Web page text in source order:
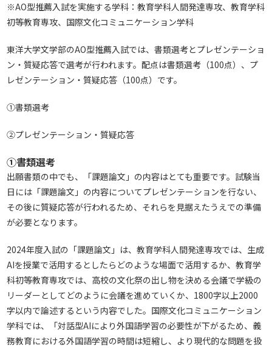
※AO型推薦入試を実施する学科：教育学科人間発達専攻、教育学科
初等教育専攻、国際文化コミュニケーション学科
東洋大学文学部のAO型推薦入試では、書類選考とプレゼンテーショ
ン・質疑応答で選考が行われます。配点は書類選考（100点）、プ
レゼンテーション・質疑応答（100点）です。
①書類選考
②プレゼンテーション・質疑応答
①書類選考
出願書類の中でも、「課題論文」の内容はとても重要です。試験当
日には「課題論文」の内容についてプレゼンテーションを行ない、
その後に質疑応答が行われるため、それらを見据えたうえでの準備
が必要となります。
2024年度入試の「課題論文」は、教育学科人間発達専攻では、生成
AIを授業で活用するとしたらどのような場面で活用するか、教育学
科初等教育専攻では、高校の文化祭の出し物を決める会議で学級の
リーダーとしてどのように会議を進めていくか、1800字以上2000
字以内で論述するという内容でした。国際文化コミュニケーション
学科では、「対話型AIにより外国語学習の必要性が下がるため、義
務教育における外国語学習の時間は短縮し、より現代的な問題を扱